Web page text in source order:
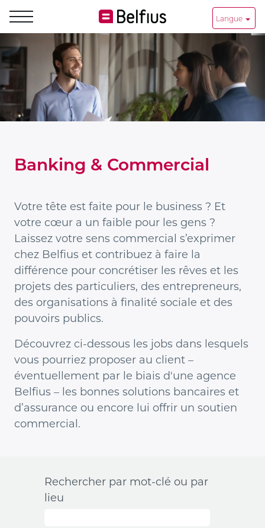
Langue
Banking
&
Commerical_fr
Banking & Commercial
Votre tête est faite pour le business ? Et
votre cœur a un faible pour les gens ?
Laissez votre sens commercial s’exprimer
chez Belfius et contribuez à faire la
différence pour concrétiser les rêves et les
projets des particuliers, des entrepreneurs,
des organisations à finalité sociale et des
pouvoirs publics.
Découvrez ci-dessous les jobs dans lesquels
vous pourriez proposer au client –
éventuellement par le biais d'une agence
Belfius – les bonnes solutions bancaires et
d’assurance ou encore lui offrir un soutien
commercial.
Rechercher par mot-clé ou par
lieu